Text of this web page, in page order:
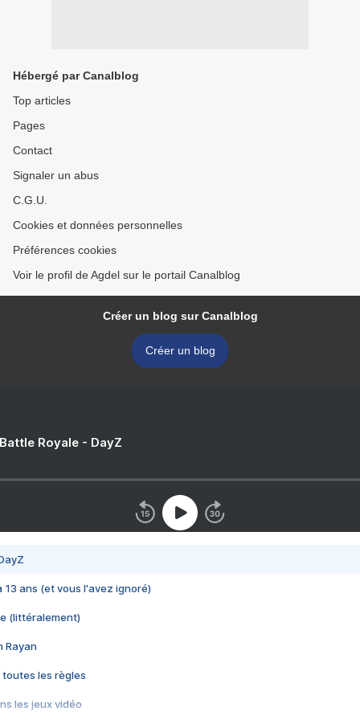
Hébergé par Canalblog
Top articles
Pages
Contact
Signaler un abus
C.G.U.
Cookies et données personnelles
Préférences cookies
Voir le profil de Agdel sur le portail Canalblog
Créer un blog sur Canalblog
Créer un blog
Royale - DayZ
13 ans (et vous l'avez ignoré)
(littéralement)
Rayan
toutes les règles
les jeux vidéo